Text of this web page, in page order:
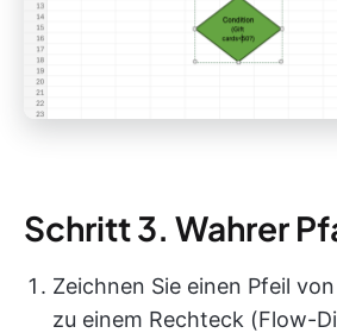
Schritt 3. Wahrer
Zeichnen Sie einen Pfeil
zu einem Rechteck (Flow-